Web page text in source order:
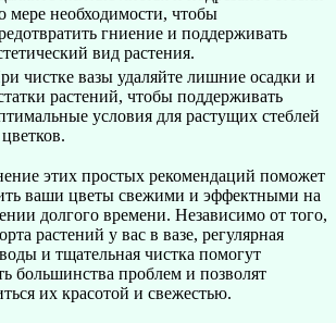
мере необходимости, чтобы
гниение и поддерживать
вид растения.
чистке вазы удаляйте лишние осадки и
растений, чтобы поддерживать
условия для растущих стеблей
этих простых рекомендаций поможет
ваши цветы свежими и эффектными на
долгого времени. Независимо от того,
растений у вас в вазе, регулярная
и тщательная чистка помогут
большинства проблем и позволят
их красотой и свежестью.